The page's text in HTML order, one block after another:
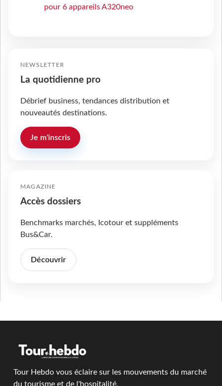
pour 6 appareils A320neo
NEWSLETTER
La quotidienne pro
Débrief business, tendances distribution et
nouveautés destinations.
Je m'inscris
MAGAZINE
Accès dossiers
Benchmarks marchés, Icotour et suppléments
Bus&Car.
Découvrir
Tour Hebdo vous éclaire sur les mouvements du marché
du tourisme et de l'hospitalité.